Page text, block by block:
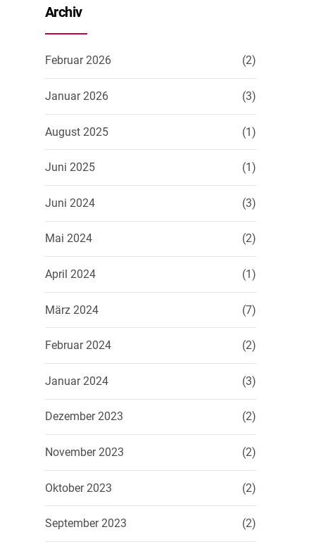
Archiv
Februar 2026 (2)
Januar 2026 (3)
August 2025 (1)
Juni 2025 (1)
Juni 2024 (3)
Mai 2024 (2)
April 2024 (1)
März 2024 (7)
Februar 2024 (2)
Januar 2024 (3)
Dezember 2023 (2)
November 2023 (2)
Oktober 2023 (2)
September 2023 (2)